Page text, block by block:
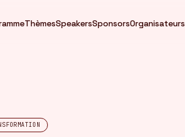
ThèmesSpeakersSponsorsOrganisateurs